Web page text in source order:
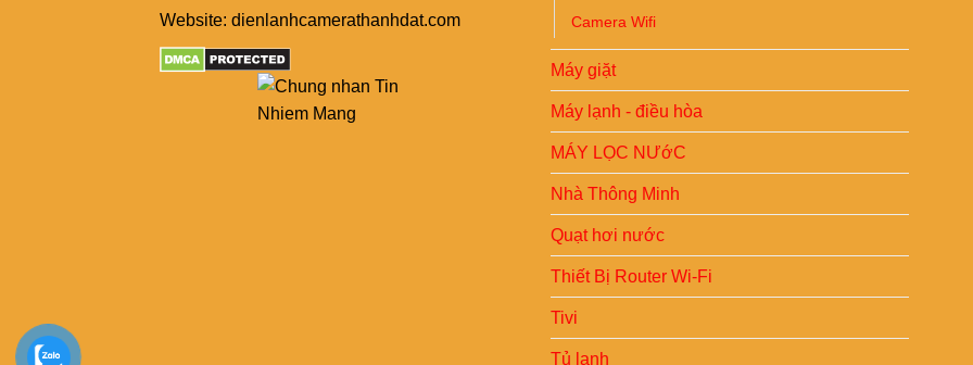
Website: dienlanhcamerathanhdat.com
Camera Wifi
Máy giặt
Máy lạnh - điều hòa
MÁY LỌC NƯớC
Nhà Thông Minh
Quạt hơi nước
Thiết Bị Router Wi-Fi
Tivi
Tủ lạnh